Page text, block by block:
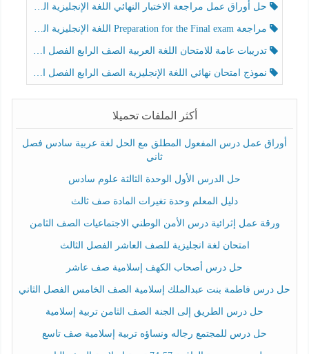
حل أوراق عمل مراجعة الاختبار النهائي اللغة الإنجليزية الصف الرابع الفصل الثالث
مراجعة Preparation for the Final exam اللغة الإنجليزية الصف الرابع الفصل الثالث
تدريبات عامة للامتحان اللغة العربية الصف الرابع الفصل الثالث
نموذج امتحان نهائي اللغة الإنجليزية الصف الرابع الفصل الثالث
أكثر الملفات تحميلا
أوراق عمل درس المفعول المطلق مع الحل لغة عربية سادس فصل
ثاني
حل الدرس الأول الوحدة الثالثة علوم سادس
دليل المعلم وحدة تغيرات المادة صف ثالث
ورقة عمل إثرائية درس الأمن الوطني الاجتماعيات الصف الثامن
امتحان لغة انجليزية للصف العاشر الفصل الثالث
حل درس أصحاب الكهف إسلامية صف عاشر
حل درس فاطمة بنت عبدالملك إسلامية الصف الخامس الفصل الثاني
حل درس الطريق إلى الجنة الصف الثامن تربية إسلامية
حل درس للمجتمع رجاله ونساؤه تربية إسلامية صف تاسع